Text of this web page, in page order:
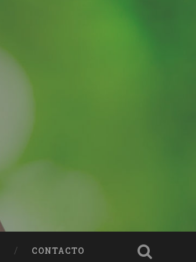
CONTACTO